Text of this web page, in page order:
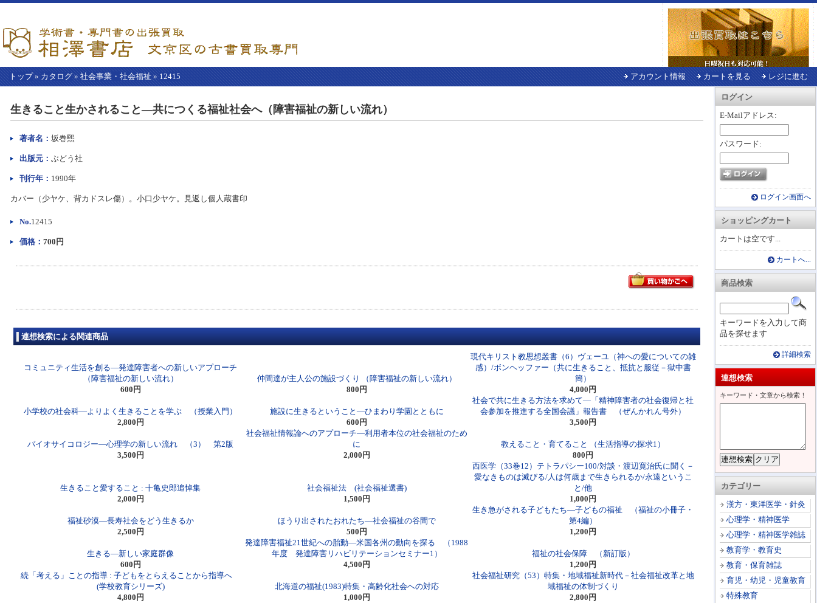
トップ» カタログ » 社会事業・社会福祉 » 12415 アカウント情報 カートを見る レジに進む
ログイン
E-Mailアドレス:
パスワード:
ログイン画面へ
ショッピングカート
カートは空です...
カートへ...
商品検索
キーワードを入力して商
品を探せます
詳細検索
連想検索
キーワード・文章から検索！
カテゴリー
漢方・東洋医学・針灸
心理学・精神医学
心理学・精神医学雑誌
教育学・教育史
教育・保育雑誌
育児・幼児・児童教育
特殊教育
本
生きること生かされること―共につくる福祉社会へ（障害福祉の新しい流れ）
著者名： 坂巻煕
出版元： ぶどう社
刊行年： 1990年
カバー（少ヤケ、背カドスレ傷）。小口少ヤケ。見返し個人蔵書印
No.12415
価格： 700円
連想検索による関連商品
コミュニティ生活を創る―発達障害者への新しいアプローチ
（障害福祉の新しい流れ）
600円
仲間達が主人公の施設づくり （障害福祉の新しい流れ）
800円
現代キリスト教思想叢書（6）ヴェーユ（神への愛についての雑
感）/ボンヘッファー（共に生きること、抵抗と服従－獄中書
簡）
4,000円
小学校の社会科―よりよく生きることを学ぶ （授業入門）
2,800円
施設に生きるということ―ひまわり学園とともに
600円
社会で共に生きる方法を求めて―「精神障害者の社会復帰と社
会参加を推進する全国会議」報告書 （ぜんかれん号外）
3,500円
バイオサイコロジー―心理学の新しい流れ （3） 第2版
3,500円
社会福祉情報論へのアプローチ―利用者本位の社会福祉のため
に
2,000円
教えること・育てること （生活指導の探求1）
800円
生きること愛すること : 十亀史郎追悼集
2,000円
社会福祉法 (社会福祉選書)
1,500円
西医学（33巻12）テトラパシー100/対談・渡辺寛治氏に聞く－
愛なきものは滅びる/人は何歳まで生きられるか/永遠というこ
と/他
1,000円
福祉砂漠―長寿社会をどう生きるか
2,500円
ほうり出されたおれたち―社会福祉の谷間で
500円
生き急がされる子どもたち―子どもの福祉 （福祉の小冊子・
第4編）
1,200円
生きる―新しい家庭群像
600円
発達障害福祉21世紀への胎動―米国各州の動向を探る （1988
年度 発達障害リハビリテーションセミナー1）
4,500円
福祉の社会保障 （新訂版）
1,200円
続「考える」ことの指導 : 子どもをとらえることから指導へ
(学校教育シリーズ)
4,800円
北海道の福祉(1983)特集・高齢化社会への対応
1,000円
社会福祉研究（53）特集・地域福祉新時代－社会福祉改革と地
域福祉の体制づくり
2,800円